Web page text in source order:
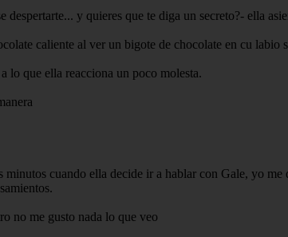
despertarte... y quieres que te diga un secreto?- ella
caliente al ver un bigote de chocolate en cu
lo que ella reacciona un poco molesta.
cuando ella decide ir a hablar con Gale, yo
no me gusto nada lo que veo